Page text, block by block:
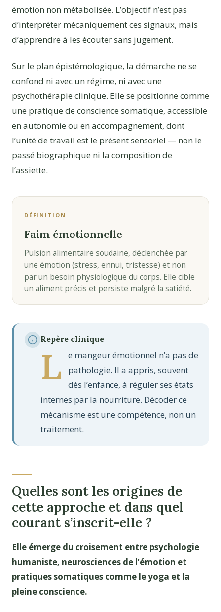
émotion non métabolisée. L’objectif n’est pas
d’interpréter mécaniquement ces signaux, mais
d’apprendre à les écouter sans jugement.
Sur le plan épistémologique, la démarche ne se
confond ni avec un régime, ni avec une
psychothérapie clinique. Elle se positionne comme
une pratique de conscience somatique, accessible
en autonomie ou en accompagnement, dont
l’unité de travail est le présent sensoriel — non le
passé biographique ni la composition de
l’assiette.
DÉFINITION
Faim émotionnelle
Pulsion alimentaire soudaine, déclenchée par
une émotion (stress, ennui, tristesse) et non
par un besoin physiologique du corps. Elle cible
un aliment précis et persiste malgré la satiété.
Repère clinique
L
e mangeur émotionnel n’a pas de
pathologie. Il a appris, souvent
dès l’enfance, à réguler ses états
internes par la nourriture. Décoder ce
mécanisme est une compétence, non un
traitement.
Quelles sont les origines de
cette approche et dans quel
courant s’inscrit-elle ?
Elle émerge du croisement entre psychologie
humaniste, neurosciences de l’émotion et
pratiques somatiques comme le yoga et la
pleine conscience.